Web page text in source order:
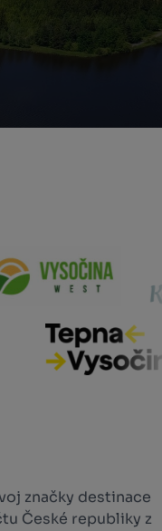
značky destinace
České republiky z